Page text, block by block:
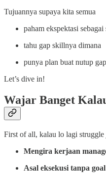
Tujuannya supaya kita semua
paham ekspektasi
tahu gap skillnya dimana
punya plan buat nutup
Let’s dive in!
Wajar Banget
First of all, kalau lo lagi struggle
Mengira kerjaan
Asal eksekusi tanpa